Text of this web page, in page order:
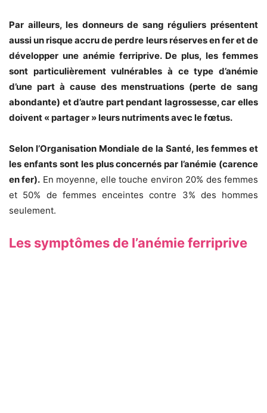
Par ailleurs, les donneurs de sang réguliers présentent
aussi un risque accru de perdre leurs réserves en fer et de
développer une anémie ferriprive. De plus, les femmes
sont particulièrement vulnérables à ce type d’anémie
d’une part à cause des menstruations (perte de sang
abondante) et d’autre part pendant lagrossesse, car elles
doivent « partager » leurs nutriments avec le fœtus.
Selon l’Organisation Mondiale de la Santé, les femmes et
les enfants sont les plus concernés par l’anémie (carence
en fer). En moyenne, elle touche environ 20% des femmes
et 50% de femmes enceintes contre 3% des hommes
seulement.
Les symptômes de l’anémie ferriprive